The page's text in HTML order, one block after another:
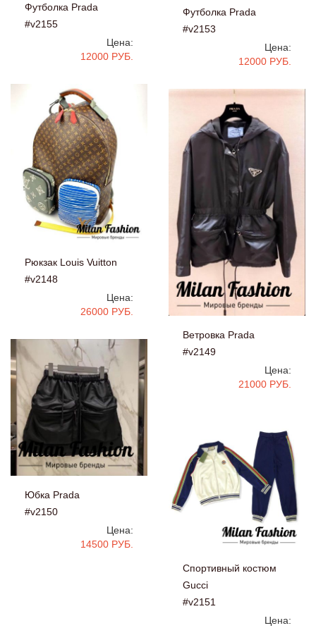
Футболка Prada
#v2155
Цена:
12000 РУБ.
Футболка Prada
#v2153
Цена:
12000 РУБ.
Рюкзак Louis Vuitton
#v2148
Цена:
26000 РУБ.
Ветровка Prada
#v2149
Цена:
21000 РУБ.
Юбка Prada
#v2150
Цена:
14500 РУБ.
Спортивный костюм
Gucci
#v2151
Цена: